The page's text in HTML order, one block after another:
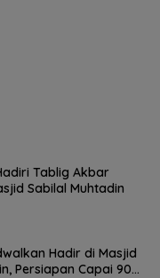
Tablig Akbar
Sabilal Muhtadin
Hadir di Masjid
Persiapan Capai 90